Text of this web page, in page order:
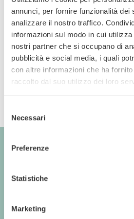
annunci, per fornire funzionalità dei
analizzare il nostro traffico.
informazioni sul modo in cui
nostri partner che si occupano di
pubblicità e social media, i quali
con altre informazioni che ha
raccolto dal suo utilizzo dei loro
delNecessari
Preferenze
Statistiche
Marketing
Codice articolo: 801048
Codice ean: 8009632072463